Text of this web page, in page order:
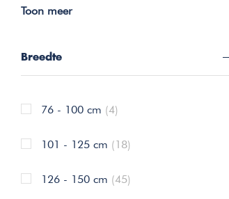
Toon meer
Breedte
76 - 100 cm (4)
101 - 125 cm (18)
126 - 150 cm (45)